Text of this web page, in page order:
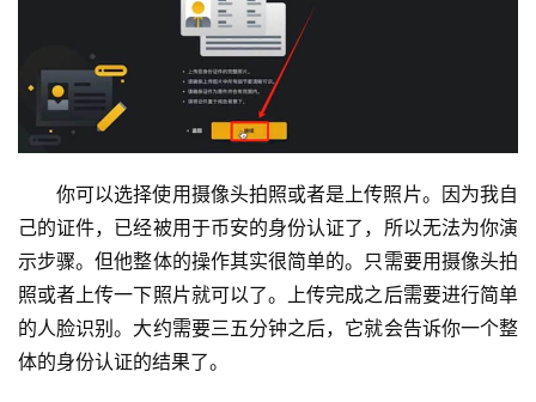
你可以选择使用摄像头拍照或者是上传照片。因为我自
己的证件，已经被用于币安的身份认证了，所以无法为你演
示步骤。但他整体的操作其实很简单的。只需要用摄像头拍
照或者上传一下照片就可以了。上传完成之后需要进行简单
的人脸识别。大约需要三五分钟之后，它就会告诉你一个整
体的身份认证的结果了。